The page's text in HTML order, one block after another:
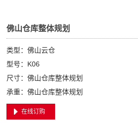
佛山仓库整体规划
类型：佛山云仓
型号：K06
尺寸：佛山仓库整体规划
承重：佛山仓库整体规划
在线订购